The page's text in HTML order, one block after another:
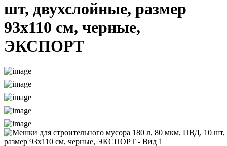
шт, двухслойные, размер
93х110 см, черные,
ЭКСПОРТ